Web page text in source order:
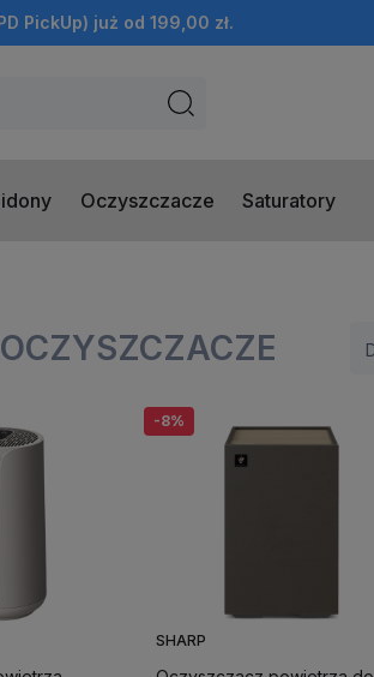
PickUp) już od 199,00 zł.
Oczyszczacze Saturatory
OCZYSZCZACZE
SHARP
-8%